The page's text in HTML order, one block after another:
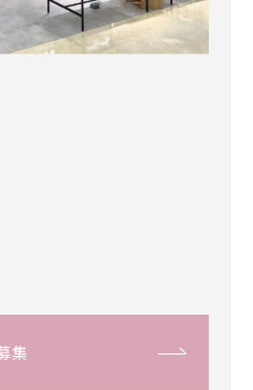
集